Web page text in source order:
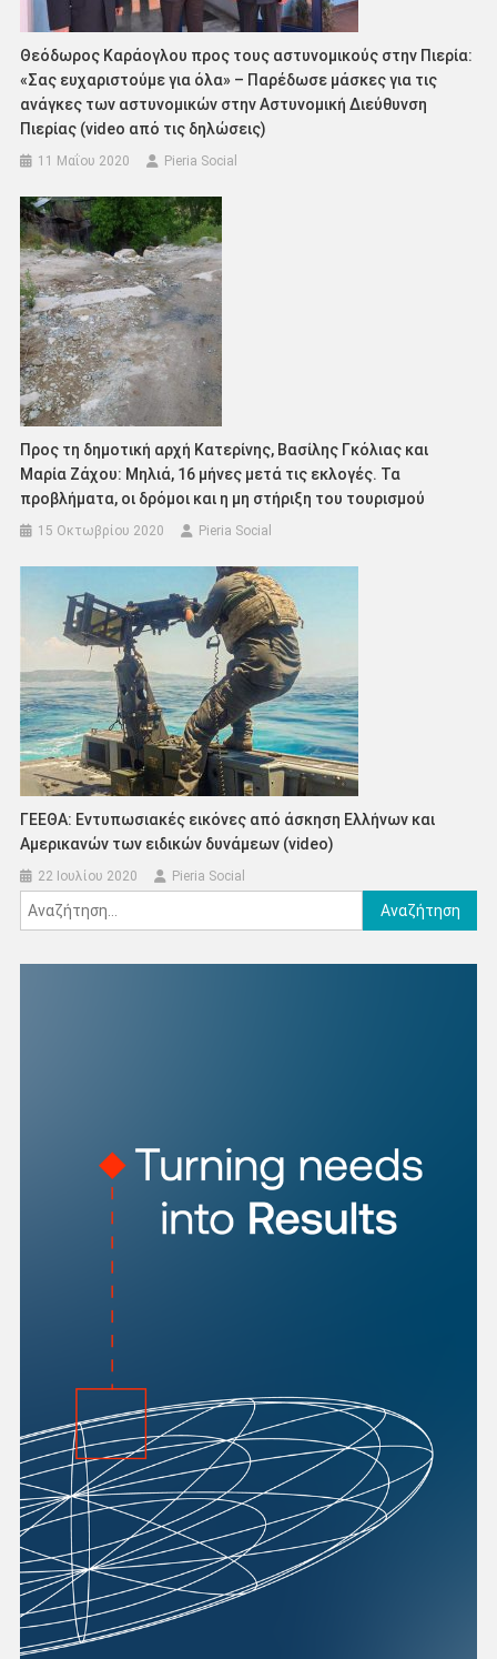
Θεόδωρος Καράογλου προς τους αστυνομικούς στην Πιερία:
«Σας ευχαριστούμε για όλα» – Παρέδωσε μάσκες για τις
ανάγκες των αστυνομικών στην Αστυνομική Διεύθυνση
Πιερίας (video από τις δηλώσεις)
11 Μαΐου 2020 Pieria Social
Προς τη δημοτική αρχή Κατερίνης, Βασίλης Γκόλιας και
Μαρία Ζάχου: Μηλιά, 16 μήνες μετά τις εκλογές. Τα
προβλήματα, οι δρόμοι και η μη στήριξη του τουρισμού
15 Οκτωβρίου 2020 Pieria Social
ΓΕΕΘΑ: Εντυπωσιακές εικόνες από άσκηση Ελλήνων και
Αμερικανών των ειδικών δυνάμεων (video)
22 Ιουλίου 2020 Pieria Social
Αναζήτηση
για: